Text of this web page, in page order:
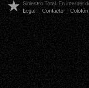
Siniestro Total. En internet
Legal | Contacto | Colofón